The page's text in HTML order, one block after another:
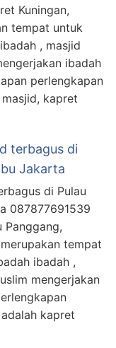
Kuningan,
tempat untuk
, masjid
ibadah
perlengkapan
kapret
terbagus di
Jakarta
di Pulau
087877691539
Panggang,
tempat
ibadah ,
mengerjakan
kapret